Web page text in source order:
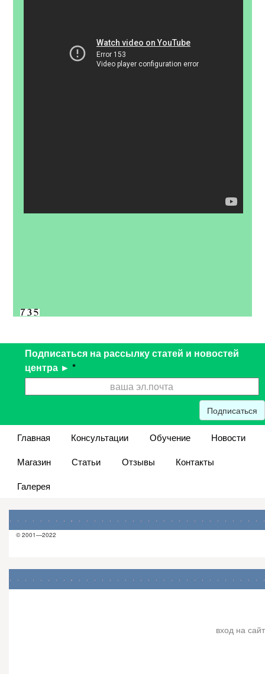
Подписаться на рассылку статей и новостей
центра ► *
Подписаться
Главная Консультации Обучение
Новости
Магазин
Статьи Отзывы
Контакты
Галерея
© 2001—2022
вход на сайт